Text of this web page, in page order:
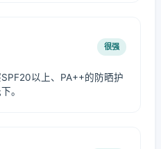
很强
以上、PA++的防晒护
。